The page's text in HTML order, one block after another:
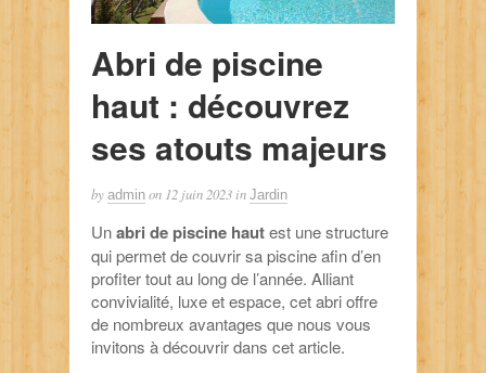
Abri de piscine
haut : découvrez
ses atouts majeurs
by admin on 12 juin 2023in Jardin
Unabri de piscine hautest une structure
qui permet de couvrir sa piscine afin d’en
profiter tout au long de l’année. Alliant
convivialité, luxe et espace, cet abri offre
de nombreux avantages que nous vous
invitons à découvrir dans cet article.